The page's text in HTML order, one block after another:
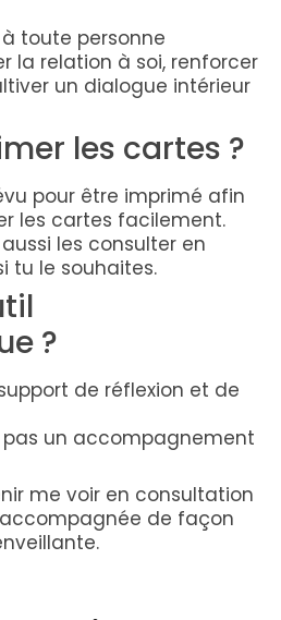
toute personne
la relation à soi, renforcer
un dialogue intérieur
les cartes ?
pour être imprimé afin
les cartes facilement.
les consulter en
tu le souhaites.
?
de réflexion et de
pas un accompagnement
me voir en consultation
de façon